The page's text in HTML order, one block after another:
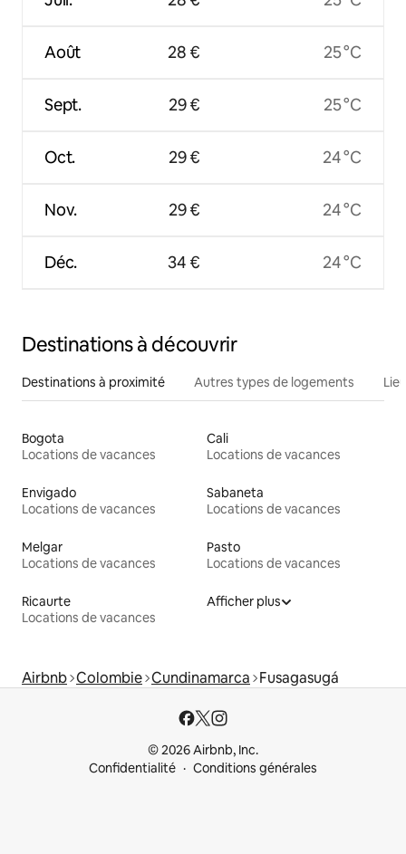
Août
Sept.
Oct.
Nov.
Déc.
28 €
29 €
29 €
29 €
34 €
25 °C
25 °C
24 °C
24 °C
24 °C
Destinations à découvrir
Destinations à proximité Autres types de logements
Bogota
Locations de vacances
Cali
Locations de vacances
Envigado
Locations de vacances
Sabaneta
Locations de vacances
Melgar
Locations de vacances
Pasto
Locations de vacances
Ricaurte
Locations de vacances
Afficher plus
Airbnb Colombie Cundinamarca Fusagasugá
© 2026 Airbnb, Inc.
Confidentialité
Conditions générales